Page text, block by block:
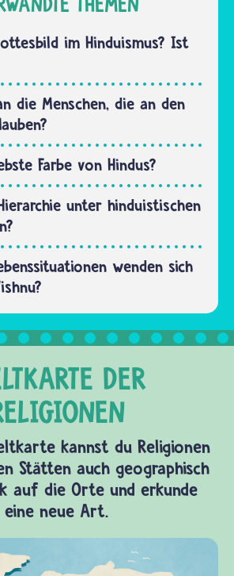
im Hinduismus? Ist
die Menschen, die an den
Farbe von Hindus?
unter hinduistischen
wenden sich
kannst du Religionen
Stätten auch geographisch
auf die Orte und erkunde
neue Art.